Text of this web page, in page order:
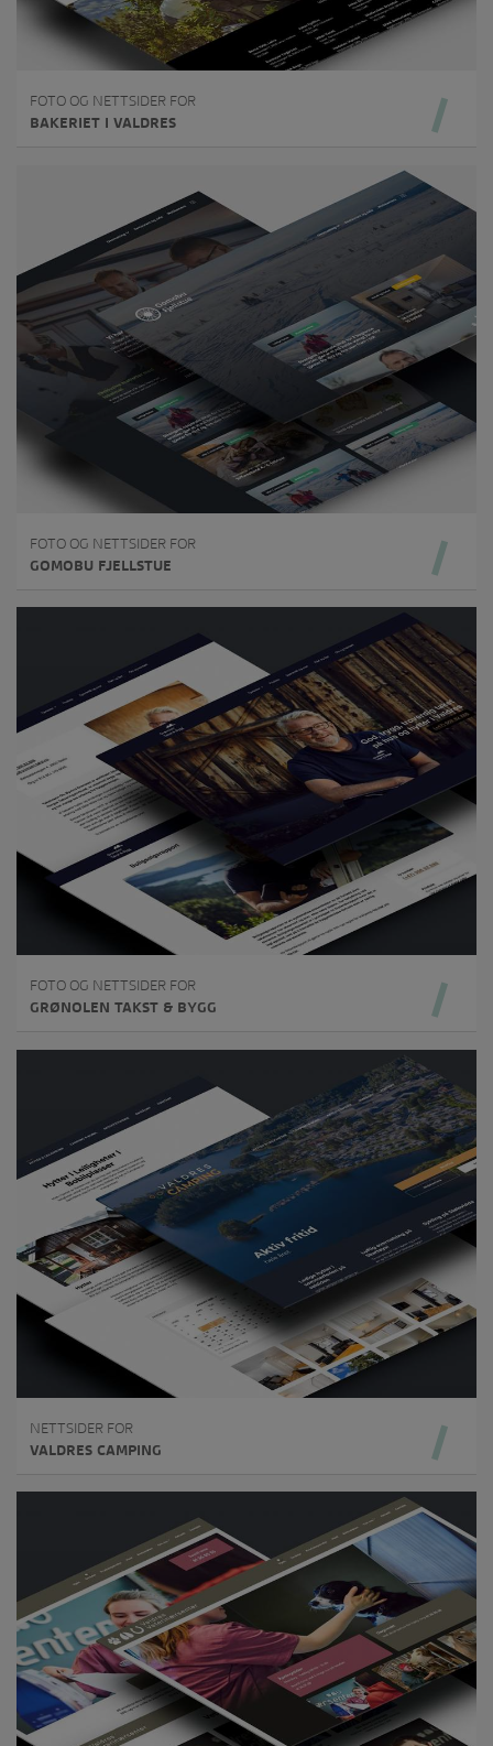
FOTO OG NETTSIDER FOR
BAKERIET I VALDRES
FOTO OG NETTSIDER FOR
GOMOBU FJELLSTUE
FOTO OG NETTSIDER FOR
GRØNOLEN TAKST & BYGG
NETTSIDER FOR
VALDRES CAMPING